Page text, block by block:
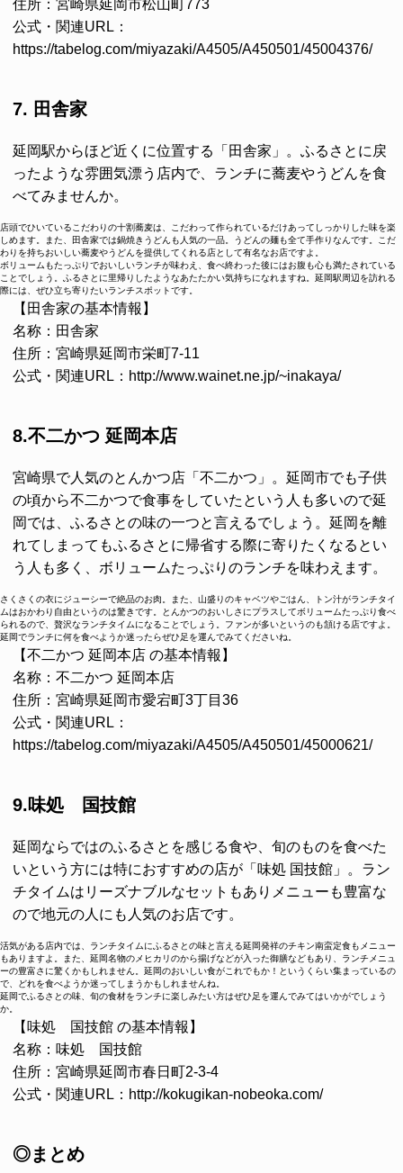
住所：宮崎県延岡市松山町773
公式・関連URL：
https://tabelog.com/miyazaki/A4505/A450501/45004376/
7. 田舎家
延岡駅からほど近くに位置する「田舎家」。ふるさとに戻
ったような雰囲気漂う店内で、ランチに蕎麦やうどんを食
べてみませんか。
店頭でひいているこだわりの十割蕎麦は、こだわって作られているだけあってしっかりした味を楽
しめます。また、田舎家では鍋焼きうどんも人気の一品。うどんの麺も全て手作りなんです。こだ
わりを持ちおいしい蕎麦やうどんを提供してくれる店として有名なお店ですよ。
ボリュームもたっぷりでおいしいランチが味わえ、食べ終わった後にはお腹も心も満たされている
ことでしょう。ふるさとに里帰りしたようなあたたかい気持ちになれますね。延岡駅周辺を訪れる
際には、ぜひ立ち寄りたいランチスポットです。
【田舎家の基本情報】
名称：田舎家
住所：宮崎県延岡市栄町7-11
公式・関連URL：http://www.wainet.ne.jp/~inakaya/
8.不二かつ 延岡本店
宮崎県で人気のとんかつ店「不二かつ」。延岡市でも子供
の頃から不二かつで食事をしていたという人も多いので延
岡では、ふるさとの味の一つと言えるでしょう。延岡を離
れてしまってもふるさとに帰省する際に寄りたくなるとい
う人も多く、ボリュームたっぷりのランチを味わえます。
さくさくの衣にジューシーで絶品のお肉。また、山盛りのキャベツやごはん、トン汁がランチタイ
ムはおかわり自由というのは驚きです。とんかつのおいしさにプラスしてボリュームたっぷり食べ
られるので、贅沢なランチタイムになることでしょう。ファンが多いというのも頷ける店ですよ。
延岡でランチに何を食べようか迷ったらぜひ足を運んでみてくださいね。
【不二かつ 延岡本店 の基本情報】
名称：不二かつ 延岡本店
住所：宮崎県延岡市愛宕町3丁目36
公式・関連URL：
https://tabelog.com/miyazaki/A4505/A450501/45000621/
9.味処 国技館
延岡ならではのふるさとを感じる食や、旬のものを食べた
いという方には特におすすめの店が「味処 国技館」。ラン
チタイムはリーズナブルなセットもありメニューも豊富な
ので地元の人にも人気のお店です。
活気がある店内では、ランチタイムにふるさとの味と言える延岡発祥のチキン南蛮定食もメニュー
もありますよ。また、延岡名物のメヒカリのから揚げなどが入った御膳などもあり、ランチメニュ
ーの豊富さに驚くかもしれません。延岡のおいしい食がこれでもか！というくらい集まっているの
で、どれを食べようか迷ってしまうかもしれませんね。
延岡でふるさとの味、旬の食材をランチに楽しみたい方はぜひ足を運んでみてはいかがでしょう
か。
【味処 国技館 の基本情報】
名称：味処 国技館
住所：宮崎県延岡市春日町2-3-4
公式・関連URL：http://kokugikan-nobeoka.com/
◎まとめ